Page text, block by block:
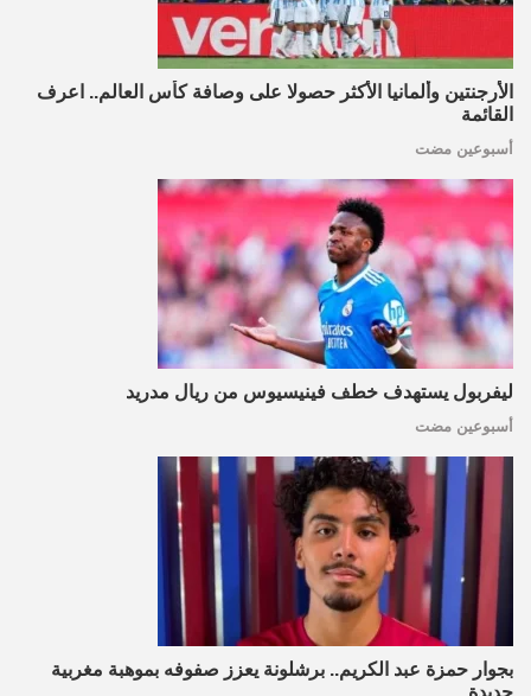
الأرجنتين وألمانيا الأكثر حصولا على وصافة كأس العالم.. اعرف
القائمة
أسبوعين مضت
ليفربول يستهدف خطف فينيسيوس من ريال مدريد
أسبوعين مضت
بجوار حمزة عبد الكريم.. برشلونة يعزز صفوفه بموهبة مغربية
جديدة